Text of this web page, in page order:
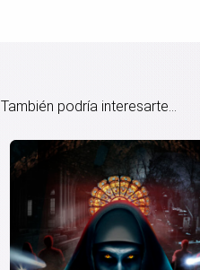
También podría interesarte...